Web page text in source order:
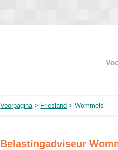
Voorpagina> Friesland > Wommels
Belastingadviseur